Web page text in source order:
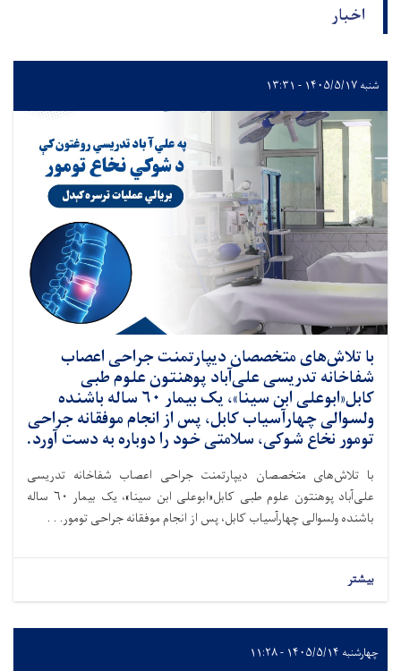
اخبار
شنبه ۱۴۰۵/۵/۱۷ - ۱۳:۳۱
با تلاش‌های متخصصان دیپارتمنت جراحی اعصاب
شفاخانه تدریسی علی‌آباد پوهنتون علوم طبی
کابل«ابوعلی ابن سینا»، یک بیمار ۶۰ ساله باشنده
ولسوالی چهارآسیاب کابل، پس از انجام موفقانه جراحی
تومور نخاع شوکی، سلامتی خود را دوباره به دست آورد.
با تلاش‌های متخصصان دیپارتمنت جراحی اعصاب شفاخانه تدریسی
علی‌آباد پوهنتون علوم طبی کابل«ابوعلی ابن سینا»، یک بیمار ۶۰ ساله
باشنده ولسوالی چهارآسیاب کابل، پس از انجام موفقانه جراحی تومور. . .
بیشتر
چهارشنبه ۱۴۰۵/۵/۱۴ - ۱۱:۲۸